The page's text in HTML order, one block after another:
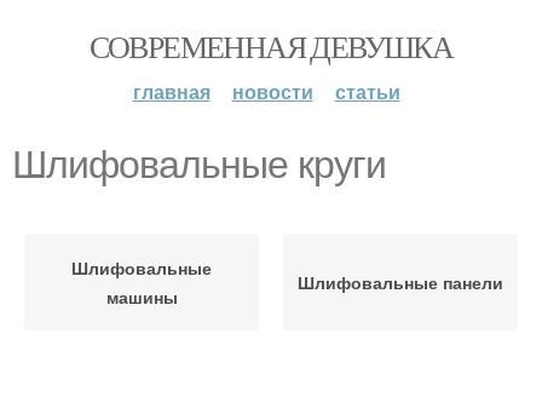
СОВРЕМЕННАЯ ДЕВУШКА
главная новости статьи
Шлифовальные круги
Шлифовальные
машины
Шлифовальные панели